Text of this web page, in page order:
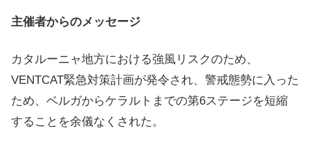
主催者からのメッセージ
カタルーニャ地方における強風リスクのため、
VENTCAT緊急対策計画が発令され、警戒態勢に入った
ため、ベルガからケラルトまでの第6ステージを短縮
することを余儀なくされた。